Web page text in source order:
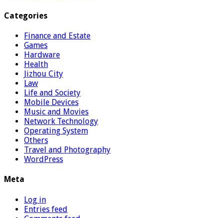
Categories
Finance and Estate
Games
Hardware
Health
Jizhou City
Law
Life and Society
Mobile Devices
Music and Movies
Network Technology
Operating System
Others
Travel and Photography
WordPress
Meta
Log in
Entries feed